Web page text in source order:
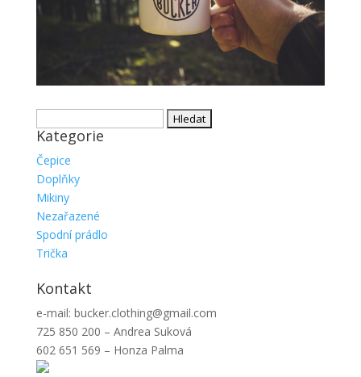
Kategorie
Čepice
Doplňky
Mikiny
Nezařazené
Spodní prádlo
Trička
Kontakt
e-mail: bucker.clothing@gmail.com
725 850 200 – Andrea Suková
602 651 569 – Honza Palma